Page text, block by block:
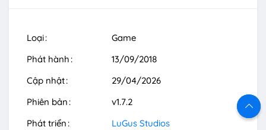
Loại
Game
Phát hành
13/09/2018
Cập nhật
29/04/2026
Phiên bản
v1.7.2
Phát triển
LuGus Studios